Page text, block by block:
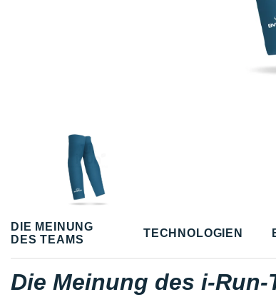
DIE MEINUNG
DES TEAMS
TECHNOLOGIEN
Die Meinung des i-Run-